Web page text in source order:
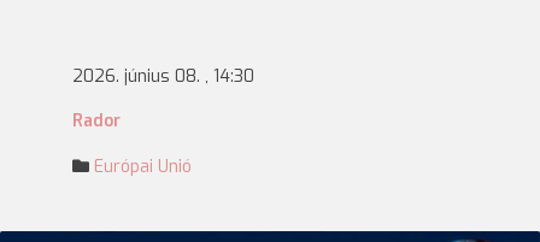
2026. június 08. , 14:30
Rador
Európai Unió